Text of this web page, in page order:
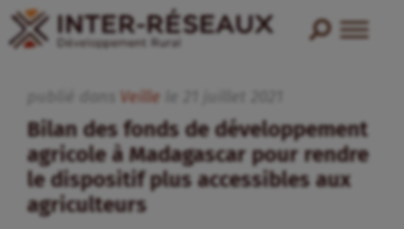
Veille
Bilan des fonds de développement
agricole à Madagascar pour rendre
le dispositif plus accessibles aux
agriculteurs